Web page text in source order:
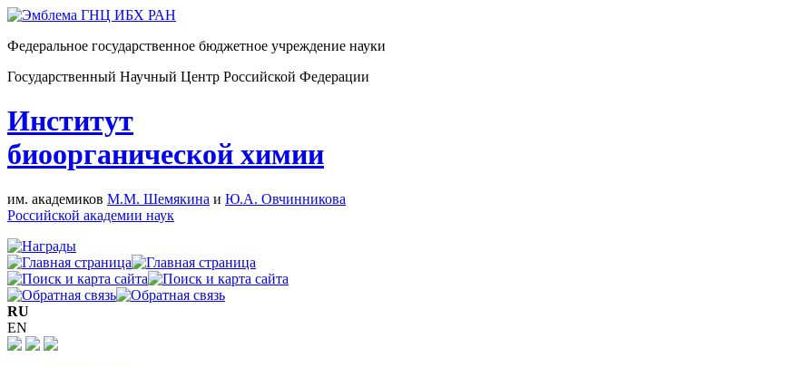
Федеральное государственное бюджетное учреждение науки
Государственный Научный Центр Российской Федерации
Институт
биоорганической химии
им. академиков М.М. Шемякина и Ю.А. Овчинникова
Российской академии наук
RU
EN